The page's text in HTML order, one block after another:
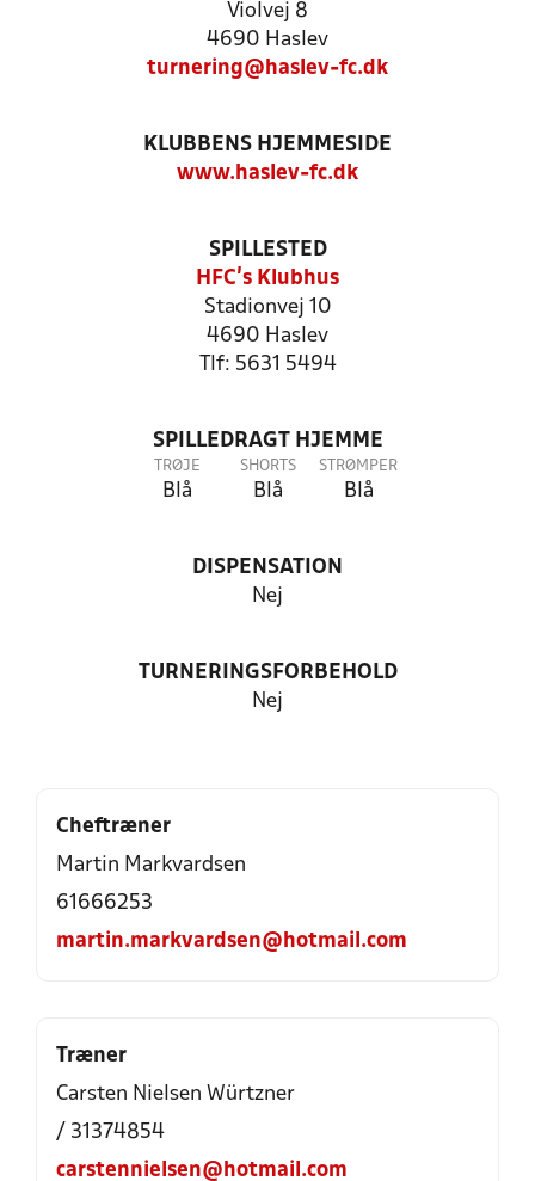
Violvej 8
4690 Haslev
turnering@haslev-fc.dk
KLUBBENS HJEMMESIDE
www.haslev-fc.dk
SPILLESTED
HFC's Klubhus
Stadionvej 10
4690 Haslev
Tlf: 5631 5494
SPILLEDRAGT HJEMME
TRØJE
Blå
SHORTS
Blå
STRØMPER
Blå
DISPENSATION
Nej
TURNERINGSFORBEHOLD
Nej
Cheftræner
Martin Markvardsen
61666253
martin.markvardsen@hotmail.com
Træner
Carsten Nielsen Würtzner
/ 31374854
carstennielsen@hotmail.com